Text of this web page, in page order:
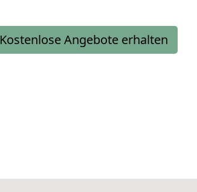
Kostenlose Angebote erhalten